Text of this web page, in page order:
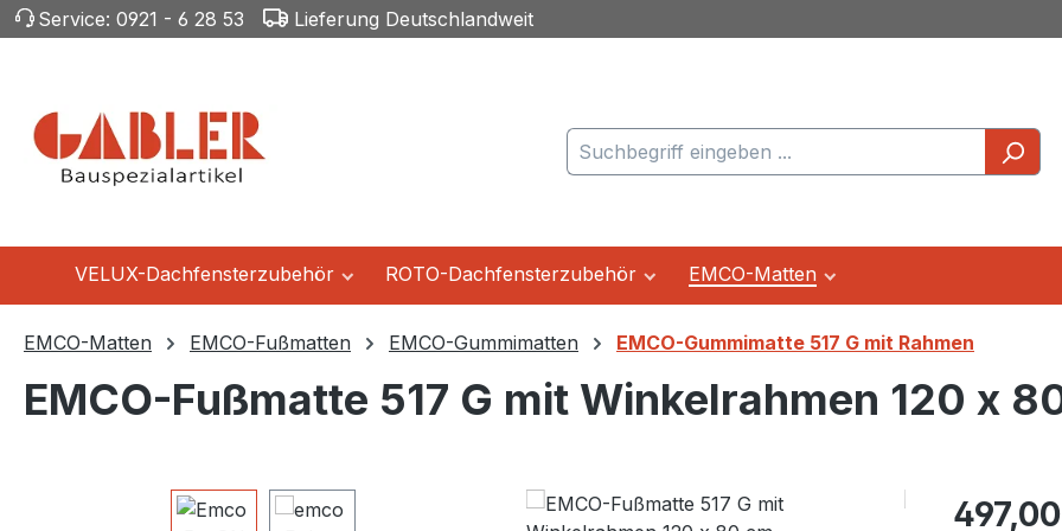
Hauptinhalt springen
Zur Suche springen
Zur Hauptnavigation springen
Service: 0921 - 6 28 53 Lieferung Deutschlandweit
VELUX-Dachfensterzubehör ROTO-Dachfensterzubehör EMCO-Matten
EMCO-Matten EMCO-Fußmatten EMCO-Gummimatten EMCO-Gummimatte 517 G mit Rahmen
EMCO-Fußmatte 517 G mit Winkelrahmen 120 x
Bildergalerie überspringen Regulärer